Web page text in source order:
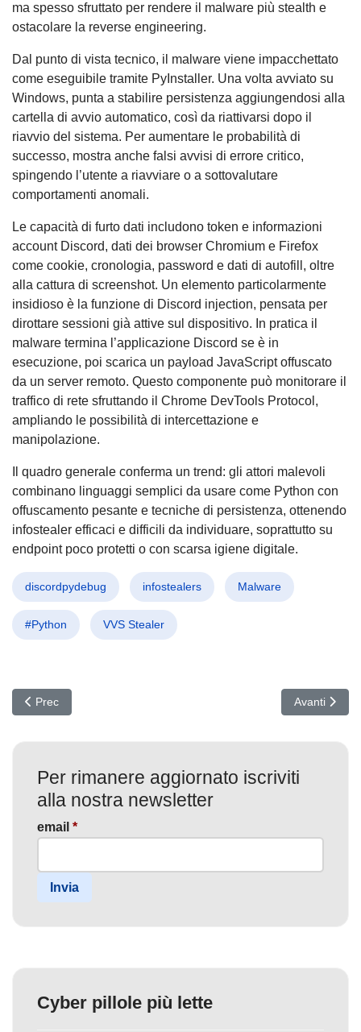
ma spesso sfruttato per rendere il malware più stealth e
ostacolare la reverse engineering.
Dal punto di vista tecnico, il malware viene impacchettato
come eseguibile tramite PyInstaller. Una volta avviato su
Windows, punta a stabilire persistenza aggiungendosi alla
cartella di avvio automatico, così da riattivarsi dopo il
riavvio del sistema. Per aumentare le probabilità di
successo, mostra anche falsi avvisi di errore critico,
spingendo l’utente a riavviare o a sottovalutare
comportamenti anomali.
Le capacità di furto dati includono token e informazioni
account Discord, dati dei browser Chromium e Firefox
come cookie, cronologia, password e dati di autofill, oltre
alla cattura di screenshot. Un elemento particolarmente
insidioso è la funzione di Discord injection, pensata per
dirottare sessioni già attive sul dispositivo. In pratica il
malware termina l’applicazione Discord se è in
esecuzione, poi scarica un payload JavaScript offuscato
da un server remoto. Questo componente può monitorare il
traffico di rete sfruttando il Chrome DevTools Protocol,
ampliando le possibilità di intercettazione e
manipolazione.
Il quadro generale conferma un trend: gli attori malevoli
combinano linguaggi semplici da usare come Python con
offuscamento pesante e tecniche di persistenza, ottenendo
infostealer efficaci e difficili da individuare, soprattutto su
endpoint poco protetti o con scarsa igiene digitale.
discordpydebug infostealers Malware
#Python VVS Stealer
Articolo precedente: Cybersecurity 2026: da costo a motore del
Prec Articolo
Avanti
Per rimanere aggiornato iscriviti
alla nostra newsletter
email *
Invia
Cyber pillole più lette